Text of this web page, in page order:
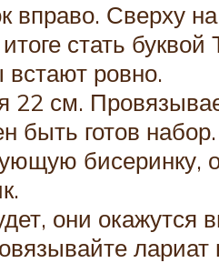
вправо. Сверху
стать буквой
ровно.
22 см.
быть готов
бисеринку,
они окажутся
лариат